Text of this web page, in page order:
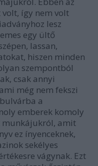
így nem volt
lesz
egy ültő
lassan,
hiszen minden
szempontból
csak annyi
még nem fekszi
a
emberek komoly
amit
ez ínyenceknek,
sekélyes
vágynak. Ezt